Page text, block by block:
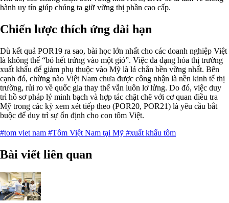
hành uy tín giúp chúng ta giữ vững thị phần cao cấp.
Chiến lược thích ứng dài hạn
Dù kết quả POR19 ra sao, bài học lớn nhất cho các doanh nghiệp Việt
là không thể “bỏ hết trứng vào một giỏ”. Việc đa dạng hóa thị trường
xuất khẩu để giảm phụ thuộc vào Mỹ là lá chắn bền vững nhất. Bên
cạnh đó, chừng nào Việt Nam chưa được công nhận là nền kinh tế thị
trường, rủi ro về quốc gia thay thế vẫn luôn lơ lửng. Do đó, việc duy
trì hồ sơ pháp lý minh bạch và hợp tác chặt chẽ với cơ quan điều tra
Mỹ trong các kỳ xem xét tiếp theo (POR20, POR21) là yêu cầu bắt
buộc để duy trì sự ổn định cho con tôm Việt.
#tom viet nam #Tôm Việt Nam tại Mỹ #xuất khẩu tôm
Bài viết liên quan